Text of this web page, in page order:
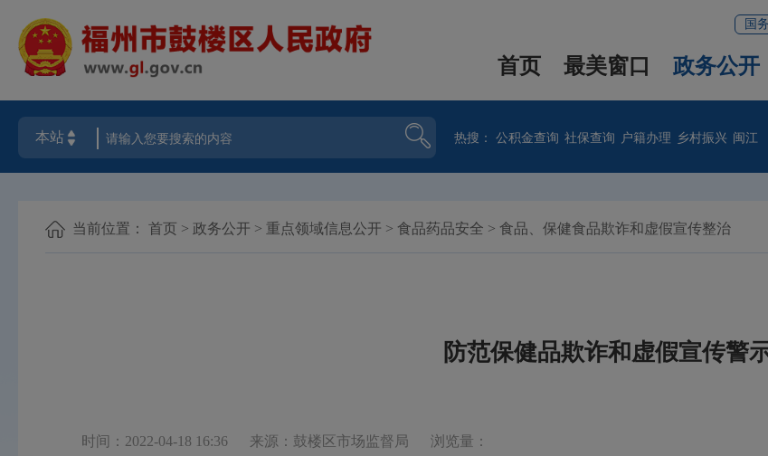
国
首页 最美窗口 政务公开
热搜：公积金查询 社保查询 户籍办理 乡村振兴 闽江
当前位置： 首页 > 政务公开 > 重点领域信息公开 > 食品药品安全 > 食品、保健食品欺诈和虚假宣传整治
防范保健品欺诈和虚假宣传警
时间：2022-04-18 16:36 来源：鼓楼区市场监督局 浏览量：